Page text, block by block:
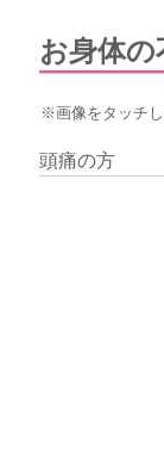
お身体の
※画像をタッチし
頭痛の方